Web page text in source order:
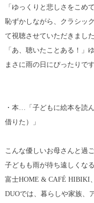
「ゆっくりと悲しさをこめて
恥ずかしながら、クラシッ
て視聴させていただきました
「あ、聴いたことある！」
まさに雨の日にぴったりで
・本…「子どもに絵本を読
借りた）」
こんな優しいお母さんと過
子どもも雨が待ち遠しくなる
富士HOME & CAFÉ
DUOでは、暮らしや家族、